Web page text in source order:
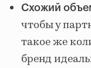
Схожий
чтобы у
такое же
бренд